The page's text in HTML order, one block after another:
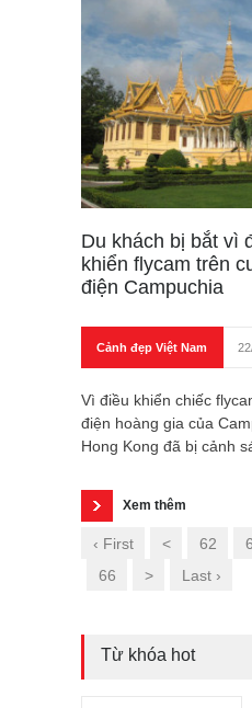
Du khách bị bắt vì
khiển flycam trên
điện Campuchia
Cảnh đẹp Việt Nam
Vì điều khiển chiếc
điện hoàng gia của
Hong Kong đã bị cảnh
Xem thêm
‹ First < 62
66
> Last ›
Từ khóa hot